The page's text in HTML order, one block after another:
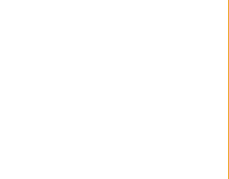
data processing occurs in accordance with